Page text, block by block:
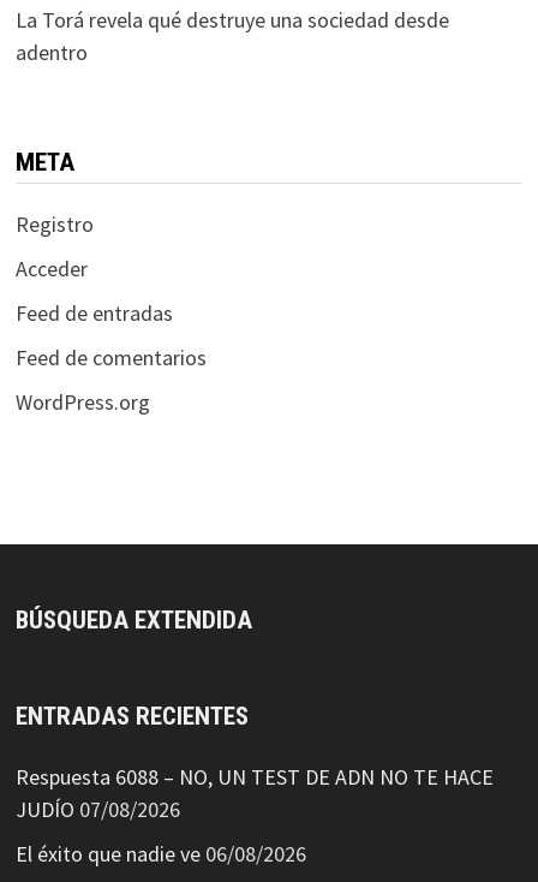
La Torá revela qué destruye una sociedad desde
adentro
META
Registro
Acceder
Feed de entradas
Feed de comentarios
WordPress.org
BÚSQUEDA EXTENDIDA
ENTRADAS RECIENTES
Respuesta 6088 – NO, UN TEST DE ADN NO TE HACE
JUDÍO 07/08/2026
El éxito que nadie ve 06/08/2026